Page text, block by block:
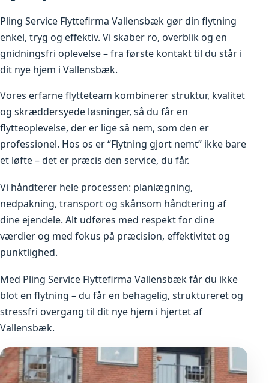
Pling Service Flyttefirma Vallensbæk gør din flytning
enkel, tryg og effektiv. Vi skaber ro, overblik og en
gnidningsfri oplevelse – fra første kontakt til du står i
dit nye hjem i Vallensbæk.
Vores erfarne flytteteam kombinerer struktur, kvalitet
og skræddersyede løsninger, så du får en
flytteoplevelse, der er lige så nem, som den er
professionel. Hos os er “Flytning gjort nemt” ikke bare
et løfte – det er præcis den service, du får.
Vi håndterer hele processen: planlægning,
nedpakning, transport og skånsom håndtering af
dine ejendele. Alt udføres med respekt for dine
værdier og med fokus på præcision, effektivitet og
punktlighed.
Med Pling Service Flyttefirma Vallensbæk får du ikke
blot en flytning – du får en behagelig, struktureret og
stressfri overgang til dit nye hjem i hjertet af
Vallensbæk.